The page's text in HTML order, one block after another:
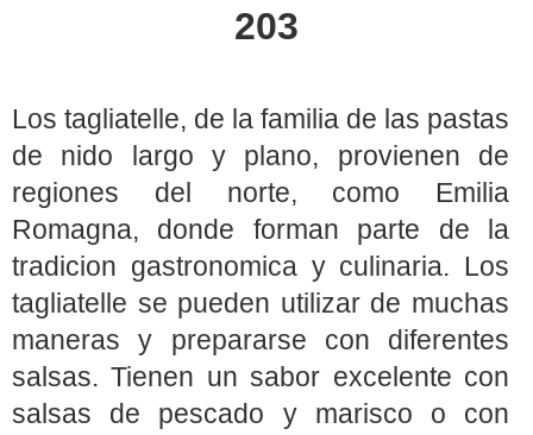
203
Los tagliatelle, de la familia de las pastas
de nido largo y plano, provienen de
regiones del norte, como Emilia
Romagna, donde forman parte de la
tradicion gastronomica y culinaria. Los
tagliatelle se pueden utilizar de muchas
maneras y prepararse con diferentes
salsas. Tienen un sabor excelente con
salsas de pescado y marisco o con